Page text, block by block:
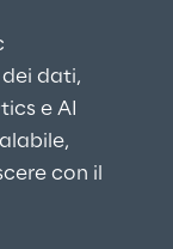
dati,
e AI
con il